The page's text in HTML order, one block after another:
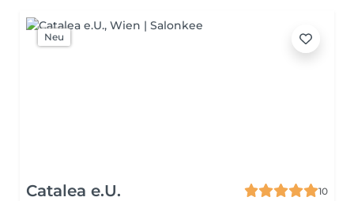
Neu
Catalea e.U.
10